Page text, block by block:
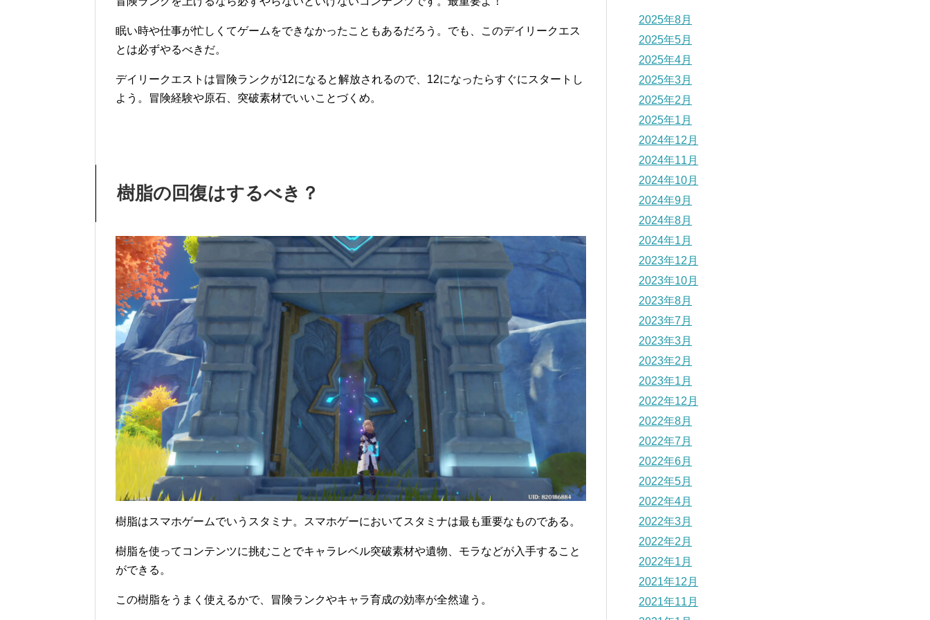
眠い時や仕事が忙しくてゲームをできなかったこともあるだろう。でも、このデイリークエス
とは必ずやるべきだ。
デイリークエストは冒険ランクが12になると解放されるので、12になったらすぐにスタートし
よう。冒険経験や原石、突破素材でいいことづくめ。
樹脂の回復はするべき？
樹脂はスマホゲームでいうスタミナ。スマホゲーにおいてスタミナは最も重要なものである。
樹脂を使ってコンテンツに挑むことでキャラレベル突破素材や遺物、モラなどが入手すること
ができる。
この樹脂をうまく使えるかで、冒険ランクやキャラ育成の効率が全然違う。
2025年8月
2025年5月
2025年4月
2025年3月
2025年2月
2025年1月
2024年12月
2024年11月
2024年10月
2024年9月
2024年8月
2024年1月
2023年12月
2023年10月
2023年8月
2023年7月
2023年3月
2023年2月
2023年1月
2022年12月
2022年8月
2022年7月
2022年6月
2022年5月
2022年4月
2022年3月
2022年2月
2022年1月
2021年12月
2021年11月